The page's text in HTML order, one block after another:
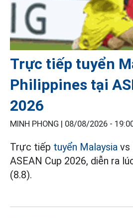
Trực tiếp tuyển
Philippines tại
2026
MINH PHONG | 08/08/2026 -
Trực tiếp tuyển Malaysia vs
ASEAN Cup 2026, diễn ra
(8.8).